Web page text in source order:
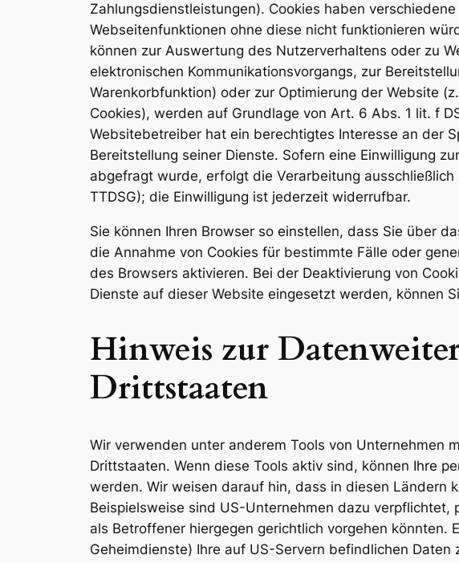
Zahlungsdienstleistungen). Cookies haben
Webseitenfunktionen ohne diese nicht funktionieren
können zur Auswertung des Nutzerverhaltens oder zu
elektronischen Kommunikationsvorgangs, zur
Warenkorbfunktion) oder zur Optimierung der Website
Cookies), werden auf Grundlage von Art. 6 Abs. 1 lit. f
Websitebetreiber hat ein berechtigtes Interesse an der
Bereitstellung seiner Dienste. Sofern eine Einwilligung
abgefragt wurde, erfolgt die Verarbeitung
TTDSG); die Einwilligung ist jederzeit widerrufbar.
Sie können Ihren Browser so einstellen, dass Sie über
die Annahme von Cookies für bestimmte Fälle oder
des Browsers aktivieren. Bei der Deaktivierung von
Dienste auf dieser Website eingesetzt werden, können
Hinweis zur
Drittstaaten
Wir verwenden unter anderem Tools von Unternehmen
Drittstaaten. Wenn diese Tools aktiv sind, können Ihre
werden. Wir weisen darauf hin, dass in diesen Ländern
Beispielsweise sind US-Unternehmen dazu
als Betroffener hiergegen gerichtlich vorgehen könnten.
Geheimdienste) Ihre auf US-Servern befindlichen